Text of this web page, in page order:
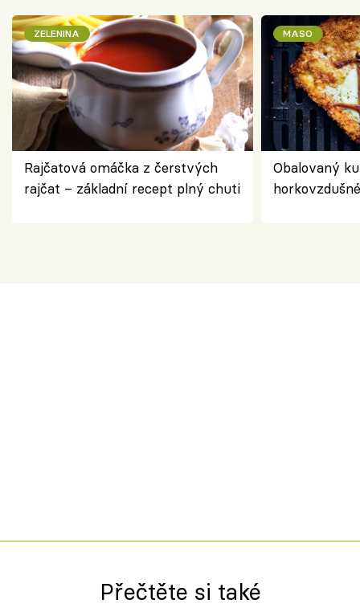
ZELENINA
Rajčatová omáčka z čerstvých
rajčat – základní recept plný chuti
MASO
Obalovaný
Přečtěte si také